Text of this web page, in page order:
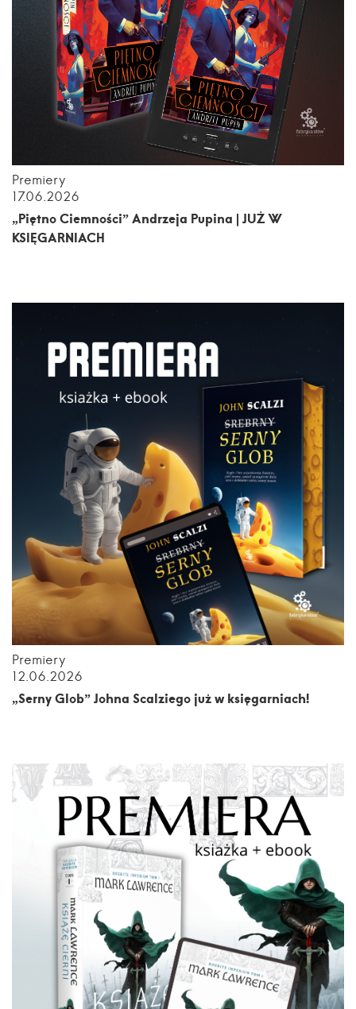
Premiery
17.06.2026
„Piętno Ciemności” Andrzeja Pupina | JUŻ W
KSIĘGARNIACH
Premiery
12.06.2026
„Serny Glob” Johna Scalziego już w księgarniach!